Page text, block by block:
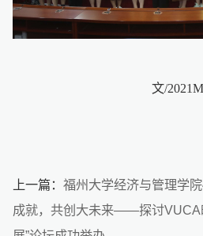
文/
上一篇： 福州大学经济与管理学
成就，共创大未来——探讨VUCA